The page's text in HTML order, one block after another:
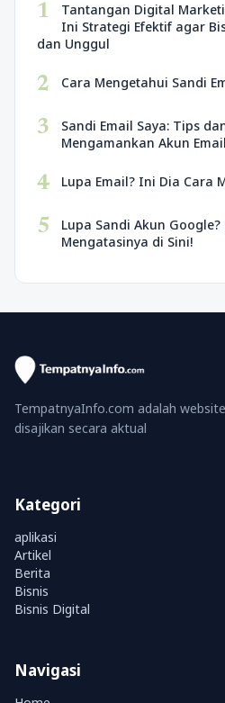
1
Tantangan Digital
Ini Strategi Efektif agar
dan Unggul
2 Cara Mengetahui Sandi
3
Sandi Email Saya: Tips
Mengamankan Akun
4 Lupa Email? Ini Dia Cara
5
Lupa Sandi Akun Google?
Mengatasinya di Sini!
TempatnyaInfo.com adalah
disajikan secara aktual
Kategori
aplikasi
Artikel
Berita
Bisnis
Bisnis Digital
Navigasi